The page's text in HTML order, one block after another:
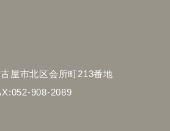
屋市北区会所町213番地
908-2089